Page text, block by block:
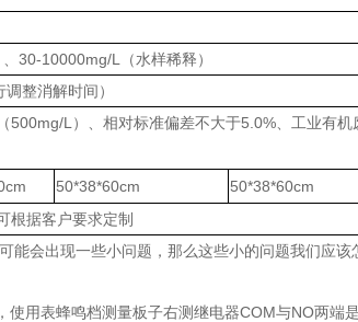
30-10000mg/L
（水样稀释）
调整消解时间）
500mg/L ）、相对标准偏差不大于5.0% 、工业有机
50*38*60cm 50*38*60cm
根据客户要求定制
能会出现一些小问题，那么这些小的问题我们应该
使用表蜂鸣档测量板子右测继电器COM与NO两端